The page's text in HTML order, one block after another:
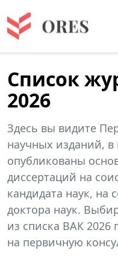
Список
2026
Здесь вы видите
научных изданий,
опубликованы
диссертаций на
кандидата наук, на
доктора наук.
из списка ВАК 2026
на первичную